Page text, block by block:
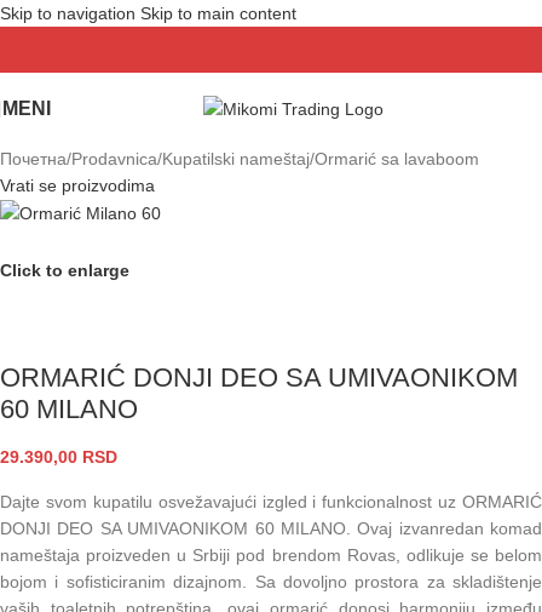
Skip to navigation Skip to main content
MENI
Почетна/Prodavnica/Kupatilski nameštaj/Ormarić sa lavaboom
Vrati se proizvodima
Click to enlarge
ORMARIĆ DONJI DEO SA UMIVAONIKOM
60 MILANO
29.390,00 RSD
Dajte svom kupatilu osvežavajući izgled i funkcionalnost uz ORMARIĆ
DONJI DEO SA UMIVAONIKOM 60 MILANO. Ovaj izvanredan komad
nameštaja proizveden u Srbiji pod brendom Rovas, odlikuje se belom
bojom i sofisticiranim dizajnom. Sa dovoljno prostora za skladištenje